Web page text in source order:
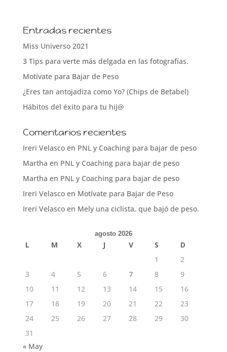
Entradas recientes
Miss Universo 2021
3 Tips para verte más delgada en las fotografías.
Motívate para Bajar de Peso
¿Eres tan antojadiza como Yo? (Chips de Betabel)
Hábitos del éxito para tu hij@
Comentarios recientes
Ireri Velascoen PNL y Coaching para bajar de peso
Martha en PNL y Coaching para bajar de peso
Martha en PNL y Coaching para bajar de peso
Ireri Velascoen Motívate para Bajar de Peso
Ireri Velascoen Mely una ciclista, que bajó de peso.
agosto 2026
L M X J V S
D
1
2
3
4 5 6 7 8
9
10
11 12 13 14 15
16
17
18 19 20 21 22
23
24
25 26 27 28 29
30
31
« May